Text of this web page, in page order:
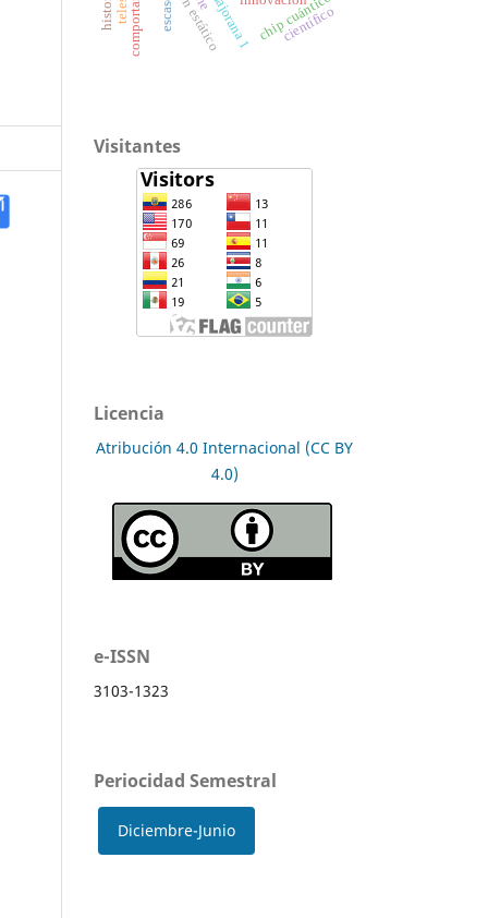
chip cuántico
majorana 1
escasez científico
estático
Visitantes
Licencia
Atribución 4.0 Internacional (CC BY
4.0)
e-ISSN
3103-1323
Periocidad Semestral
Diciembre-Junio